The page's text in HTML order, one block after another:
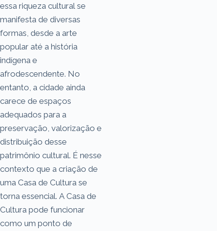
essa riqueza cultural se
manifesta de diversas
formas, desde a arte
popular até a história
indígena e
afrodescendente. No
entanto, a cidade ainda
carece de espaços
adequados para a
preservação, valorização e
distribuição desse
patrimônio cultural. É nesse
contexto que a criação de
uma Casa de Cultura se
torna essencial. A Casa de
Cultura pode funcionar
como um ponto de